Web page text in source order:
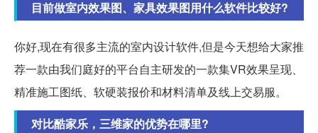
目前做室内效果图、家具效果图用什么软件比较好?
你好,现在有很多主流的室内设计软件,但是今天想给大家推
荐一款由我们庭好的平台自主研发的一款集VR效果呈现、
精准施工图纸、软硬装报价和材料清单及线上交易服。
对比酷家乐，三维家的优势在哪里?